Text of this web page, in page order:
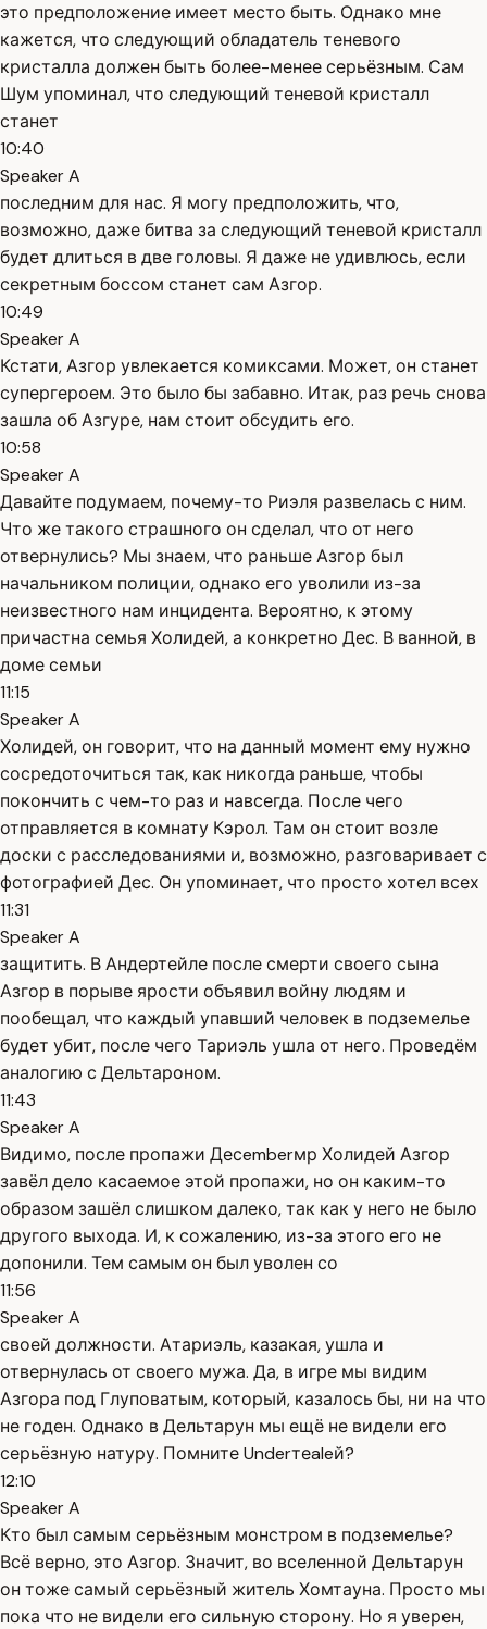
это предположение имеет место быть. Однако мне
кажется, что следующий обладатель теневого
кристалла должен быть более-менее серьёзным. Сам
Шум упоминал, что следующий теневой кристалл
станет
10:40
Speaker A
последним для нас. Я могу предположить, что,
возможно, даже битва за следующий теневой кристалл
будет длиться в две головы. Я даже не удивлюсь, если
секретным боссом станет сам Азгор.
10:49
Speaker A
Кстати, Азгор увлекается комиксами. Может, он станет
супергероем. Это было бы забавно. Итак, раз речь снова
зашла об Азгуре, нам стоит обсудить его.
10:58
Speaker A
Давайте подумаем, почему-то Риэля развелась с ним.
Что же такого страшного он сделал, что от него
отвернулись? Мы знаем, что раньше Азгор был
начальником полиции, однако его уволили из-за
неизвестного нам инцидента. Вероятно, к этому
причастна семья Холидей, а конкретно Дес. В ванной, в
доме семьи
11:15
Speaker A
Холидей, он говорит, что на данный момент ему нужно
сосредоточиться так, как никогда раньше, чтобы
покончить с чем-то раз и навсегда. После чего
отправляется в комнату Кэрол. Там он стоит возле
доски с расследованиями и, возможно, разговаривает с
фотографией Дес. Он упоминает, что просто хотел всех
11:31
Speaker A
защитить. В Андертейле после смерти своего сына
Азгор в порыве ярости объявил войну людям и
пообещал, что каждый упавший человек в подземелье
будет убит, после чего Тариэль ушла от него. Проведём
аналогию с Дельтароном.
11:43
Speaker A
Видимо, после пропажи Десemberмр Холидей Азгор
завёл дело касаемое этой пропажи, но он каким-то
образом зашёл слишком далеко, так как у него не было
другого выхода. И, к сожалению, из-за этого его не
допонили. Тем самым он был уволен со
11:56
Speaker A
своей должности. Атариэль, казакая, ушла и
отвернулась от своего мужа. Да, в игре мы видим
Азгора под Глуповатым, который, казалось бы, ни на что
не годен. Однако в Дельтарун мы ещё не видели его
серьёзную натуру. Помните Underтеaleй?
12:10
Speaker A
Кто был самым серьёзным монстром в подземелье?
Всё верно, это Азгор. Значит, во вселенной Дельтарун
он тоже самый серьёзный житель Хомтауна. Просто мы
пока что не видели его сильную сторону. Но я уверен,